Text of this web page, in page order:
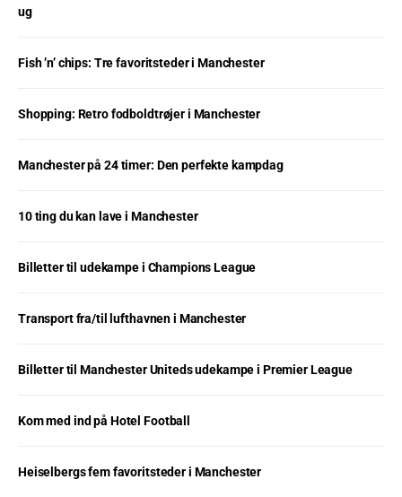
ug
Fish ’n’ chips: Tre favoritsteder i Manchester
Shopping: Retro fodboldtrøjer i Manchester
Manchester på 24 timer: Den perfekte kampdag
10 ting du kan lave i Manchester
Billetter til udekampe i Champions League
Transport fra/til lufthavnen i Manchester
Billetter til Manchester Uniteds udekampe i Premier League
Kom med ind på Hotel Football
Heiselbergs fem favoritsteder i Manchester